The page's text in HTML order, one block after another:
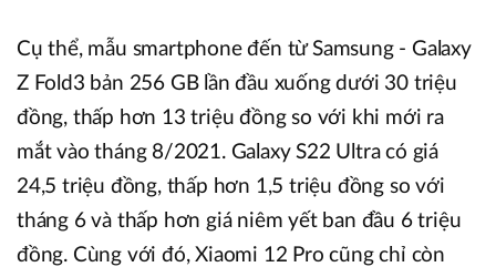
Cụ thể, mẫu smartphone đến từ Samsung - Galaxy
Z Fold3 bản 256 GB lần đầu xuống dưới 30 triệu
đồng, thấp hơn 13 triệu đồng so với khi mới ra
mắt vào tháng 8/2021. Galaxy S22 Ultra có giá
24,5 triệu đồng, thấp hơn 1,5 triệu đồng so với
tháng 6 và thấp hơn giá niêm yết ban đầu 6 triệu
đồng. Cùng với đó, Xiaomi 12 Pro cũng chỉ còn